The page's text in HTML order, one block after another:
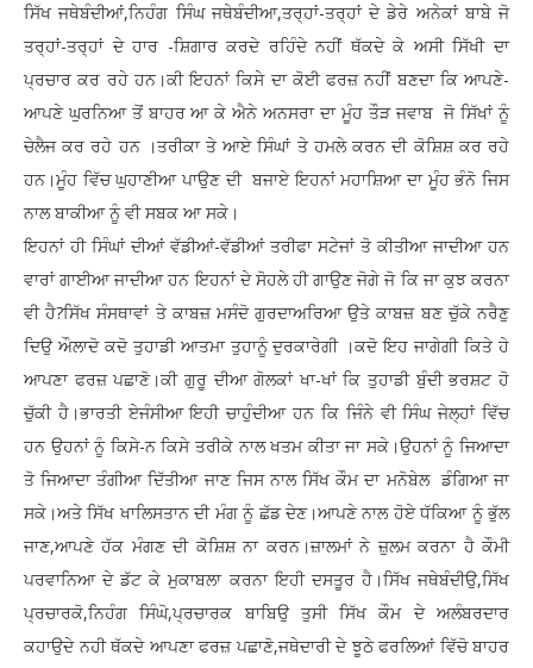
ਸਿੱਖ ਜਥੇਬੰਦੀਆਂ,ਨਿਹੰਗ ਸਿੰਘ ਜਥੇਬੰਦੀਆ,ਤਰ੍ਹਾਂ-ਤਰ੍ਹਾਂ ਦੇ ਡੇਰੇ ਅਨੇਕਾਂ ਬਾਬੇ ਜੋ
ਤਰ੍ਹਾਂ-ਤਰ੍ਹਾਂ ਦੇ ਹਾਰ -ਸ਼ਿਗਾਰ ਕਰਦੇ ਰਹਿੰਦੇ ਨਹੀਂ ਥੱਕਦੇ ਕੇ ਅਸੀ ਸਿੱਖੀ ਦਾ
ਪ੍ਰਚਾਰ ਕਰ ਰਹੇ ਹਨ।ਕੀ ਇਹਨਾਂ ਕਿਸੇ ਦਾ ਕੋਈ ਫਰਜ਼ ਨਹੀਂ ਬਣਦਾ ਕਿ ਆਪਣੇ-
ਆਪਣੇ ਘੁਰਨਿਆ ਤੋਂ ਬਾਹਰ ਆ ਕੇ ਐਨੇ ਅਨਸਰਾ ਦਾ ਮੂੰਹ ਤੌੜ ਜਵਾਬ ਜੋ ਸਿੱਖਾਂ ਨੂੰ
ਚੇਲੈਜ ਕਰ ਰਹੇ ਹਨ ।ਤਰੀਕਾ ਤੇ ਆਏ ਸਿੰਘਾਂ ਤੇ ਹਮਲੇ ਕਰਨ ਦੀ ਕੋਸ਼ਿਸ਼ ਕਰ ਰਹੇ
ਹਨ।ਮੂੰਹ ਵਿੱਚ ਘੁਹਾਣੀਆ ਪਾਉਣ ਦੀ ਬਜਾਏ ਇਹਨਾਂ ਮਹਾਸ਼ਿਆ ਦਾ ਮੂੰਹ ਭੰਨੋ ਜਿਸ
ਨਾਲ ਬਾਕੀਆ ਨੂੰ ਵੀ ਸਬਕ ਆ ਸਕੇ।
ਇਹਨਾਂ ਹੀ ਸਿੰਘਾਂ ਦੀਆਂ ਵੱਡੀਆਂ-ਵੱਡੀਆਂ ਤਰੀਫਾ ਸਟੇਜਾਂ ਤੋ ਕੀਤੀਆ ਜਾਦੀਆ ਹਨ
ਵਾਰਾਂ ਗਾਈਆ ਜਾਦੀਆ ਹਨ ਇਹਨਾਂ ਦੇ ਸੋਹਲੇ ਹੀ ਗਾਉਣ ਜੋਗੇ ਜੋ ਕਿ ਜਾ ਕੁਝ ਕਰਨਾ
ਵੀ ਹੈ?ਸਿੱਖ ਸੰਸਥਾਵਾਂ ਤੇ ਕਾਬਜ਼ ਮਸੰਦੋ ਗੁਰਦਾਅਰਿਆ ਉਤੇ ਕਾਬਜ਼ ਬਣ ਚੁੱਕੇ ਨਰੈਣੁ
ਦਿਉ ਔਲਾਦੋ ਕਦੋ ਤੁਹਾਡੀ ਆਤਮਾ ਤੁਹਾਨੂੰ ਦੁਰਕਾਰੇਗੀ ।ਕਦੋ ਇਹ ਜਾਗੇਗੀ ਕਿਤੇ ਹੇ
ਆਪਣਾ ਫਰਜ਼ ਪਛਾਣੋ।ਕੀ ਗੁਰੂ ਦੀਆ ਗੋਲਕਾਂ ਖਾ-ਖਾਂ ਕਿ ਤੁਹਾਡੀ ਬੁੰਦੀ ਭਰਸ਼ਟ ਹੋ
ਚੁੱਕੀ ਹੈ।ਭਾਰਤੀ ਏਜੰਸੀਆ ਇਹੀ ਚਾਹੁੰਦੀਆ ਹਨ ਕਿ ਜਿੰਨੇ ਵੀ ਸਿੰਘ ਜੇਲ੍ਹਾਂ ਵਿੱਚ
ਹਨ ਉਹਨਾਂ ਨੂੰ ਕਿਸੇ-ਨ ਕਿਸੇ ਤਰੀਕੇ ਨਾਲ ਖਤਮ ਕੀਤਾ ਜਾ ਸਕੇ।ਉਹਨਾਂ ਨੂੰ ਜਿਆਦਾ
ਤੋ ਜਿਆਦਾ ਤੰਗੀਆ ਦਿੱਤੀਆ ਜਾਣ ਜਿਸ ਨਾਲ ਸਿੱਖ ਕੌਮ ਦਾ ਮਨੋਬੇਲ ਡੰਗਿਆ ਜਾ
ਸਕੇ।ਅਤੇ ਸਿੱਖ ਖਾਲਿਸਤਾਨ ਦੀ ਮੰਗ ਨੂੰ ਛੱਡ ਦੇਣ।ਆਪਣੇ ਨਾਲ ਹੋਏ ਧੱਕਿਆ ਨੂੰ ਭੁੱਲ
ਜਾਣ,ਆਪਣੇ ਹੱਕ ਮੰਗਣ ਦੀ ਕੋਸ਼ਿਸ਼ ਨਾ ਕਰਨ।ਜ਼ਾਲਮਾਂ ਨੇ ਜ਼ੁਲਮ ਕਰਨਾ ਹੈ ਕੌਮੀ
ਪਰਵਾਨਿਆ ਦੇ ਡੱਟ ਕੇ ਮੁਕਾਬਲਾ ਕਰਨਾ ਇਹੀ ਦਸਤੂਰ ਹੈ।ਸਿੱਖ ਜਥੇਬੰਦੀਉ,ਸਿੱਖ
ਪ੍ਰਚਾਰਕੋ,ਨਿਹੰਗ ਸਿੰਘੋ,ਪ੍ਰਚਾਰਕ ਬਾਬਿਉ ਤੁਸੀ ਸਿੱਖ ਕੌਮ ਦੇ ਅਲੰਬਰਦਾਰ
ਕਹਾਉਦੇ ਨਹੀ ਥੱਕਦੇ ਆਪਣਾ ਫਰਜ਼ ਪਛਾਣੋ,ਜਥੇਦਾਰੀ ਦੇ ਝੂਠੇ ਫਰਲਿਆਂ ਵਿੱਚੋ ਬਾਹਰ